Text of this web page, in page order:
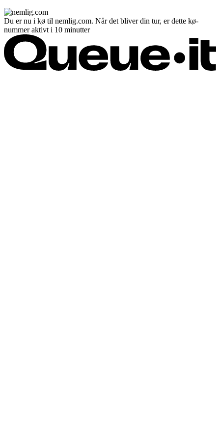
Du er nu i kø til nemlig.com. Når det bliver din tur, er dette kø-
nummer aktivt i 10 minutter